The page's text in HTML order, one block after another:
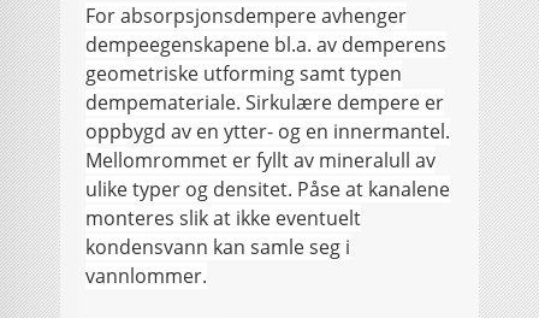
For absorpsjonsdempere avhenger
dempeegenskapene bl.a. av demperens
geometriske utforming samt typen
dempemateriale. Sirkulære dempere er
oppbygd av en ytter- og en innermantel.
Mellomrommet er fyllt av mineralull av
ulike typer og densitet. Påse at kanalene
monteres slik at ikke eventuelt
kondensvann kan samle seg i
vannlommer.